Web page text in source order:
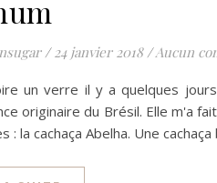
/ 24 janvier 2018 /Aucun
un verre il y a quelques
originaire du Brésil. Elle m'a
: la cachaça Abelha. Une